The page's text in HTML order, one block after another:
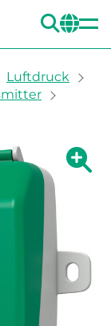
Luftdruck
Zeige